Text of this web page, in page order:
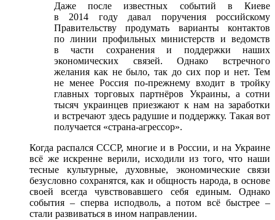
Даже после известных событий в Киеве
в 2014 году давал поручения российскому
Правительству продумать варианты контактов
по линии профильных министерств и ведомств
в части сохранения и поддержки наших
экономических связей. Однако встречного
желания как не было, так до сих пор и нет. Тем
не менее Россия по-прежнему входит в тройку
главных торговых партнёров Украины, а сотни
тысяч украинцев приезжают к нам на заработки
и встречают здесь радушие и поддержку. Такая вот
получается «страна-агрессор».
Когда распался СССР, многие и в России, и на Украине
всё же искренне верили, исходили из того, что наши
тесные культурные, духовные, экономические связи
безусловно сохранятся, как и общность народа, в основе
своей всегда чувствовавшего себя единым. Однако
события – сперва исподволь, а потом всё быстрее –
стали развиваться в ином направлении.